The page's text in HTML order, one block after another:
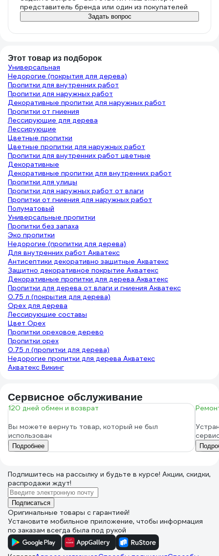
представитель бренда или один из покупателей
Задать вопрос
Этот товар из подборок
Универсальная
Недорогие (покрытия для дерева)
Пропитки для внутренних работ
Пропитки для наружных работ
Декоративные пропитки для наружных работ
Пропитки от гниения
Лессирующие для дерева
Лессирующие
Цветные пропитки
Цветные пропитки для наружных работ
Пропитки для внутренних работ цветные
Декоративные
Декоративные пропитки для внутренних работ
Пропитки для улицы
Пропитки для наружных работ от влаги
Пропитки от гниения для наружных работ
Полуматовый
Универсальные пропитки
Пропитки без запаха
Эко пропитки
Недорогие (пропитки для дерева)
Для внутренних работ Акватекс
Антисептики декоративно защитные Акватекс
Защитно декоративное покрытие Акватекс
Декоративные пропитки для дерева Акватекс
Пропитки для дерева от влаги и гниения Акватекс
0.75 л (покрытия для дерева)
Орех для дерева
Лессирующие составы
Цвет Орех
Пропитки ореховое дерево
Пропитки орех
0.75 л (пропитки для дерева)
Недорогие пропитки для дерева Акватекс
Акватекс Викинг
Сервисное обслуживание
120 дней обмен и возврат
Вы можете вернуть товар, который не был
использован
Подробнее
Подпишитесь на рассылку и будьте в курсе! Акции, скидки,
распродажи ждут!
Подписаться
Оригинальные товары с гарантией!
Установите мобильное приложение, чтобы информация
по заказам всегда была под рукой